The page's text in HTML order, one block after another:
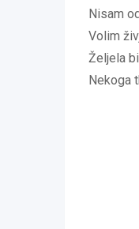
Nisam
Volim
Željela
Nekoga